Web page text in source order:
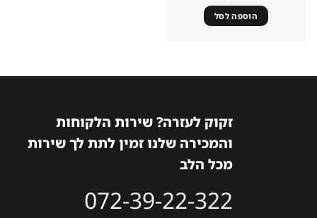
הוספה לסל
זקוק לעזרה? שירות הלקוחות
והמכירה שלנו זמין לתת לך שירות
מכל הלב
072-39-22-322